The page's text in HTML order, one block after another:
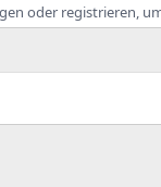
oder registrieren,